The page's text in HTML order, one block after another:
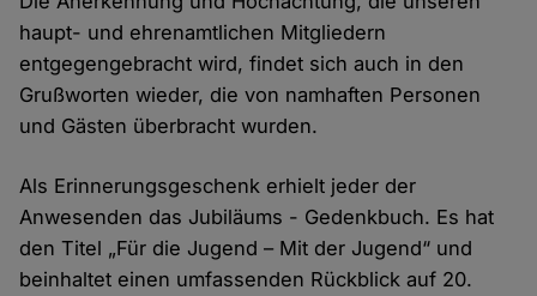
haupt- und ehrenamtlichen Mitgliedern
entgegengebracht wird, findet sich auch in den
Grußworten wieder, die von namhaften Personen
und Gästen überbracht wurden.
Als Erinnerungsgeschenk erhielt jeder der
Anwesenden das Jubiläums - Gedenkbuch. Es hat
den Titel „Für die Jugend – Mit der Jugend“ und
beinhaltet einen umfassenden Rückblick auf 20.